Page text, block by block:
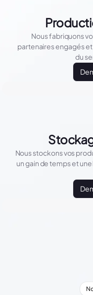
Nous fabriquons
partenaires engagés
du
Nous stockons vos
un gain de temps et